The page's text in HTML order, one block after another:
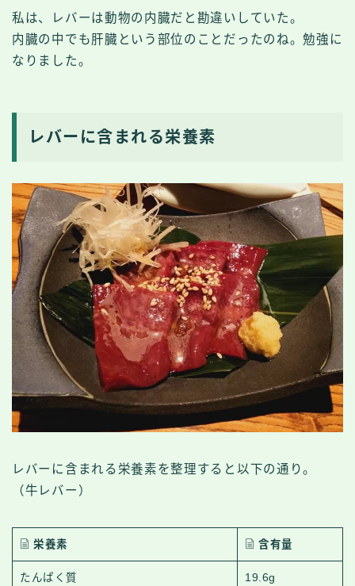
私は、レバーは動物の内臓だと勘違いしていた。
内臓の中でも肝臓という部位のことだったのね。勉強に
なりました。
レバーに含まれる栄養素
レバーに含まれる栄養素を整理すると以下の通り。
（牛レバー）
栄養素 含有量
たんぱく質 19.6g